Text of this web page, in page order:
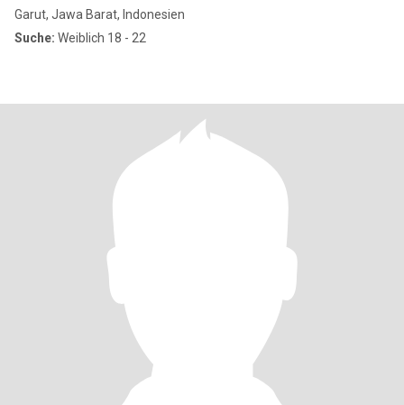
Garut, Jawa Barat, Indonesien
Suche: Weiblich 18 - 22